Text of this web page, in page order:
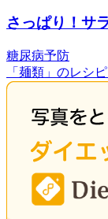
さっぱり！サ
糖尿病予防
「麺類」のレシ